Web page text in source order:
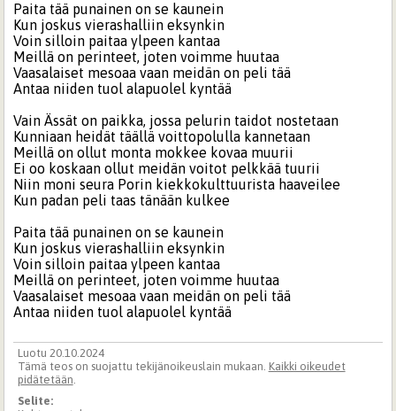
Paita tää punainen on se kaunein
Kun joskus vierashalliin eksynkin
Voin silloin paitaa ylpeen kantaa
Meillä on perinteet, joten voimme huutaa
Vaasalaiset mesoaa vaan meidän on peli tää
Antaa niiden tuol alapuolel kyntää
Vain Ässät on paikka, jossa pelurin taidot nostetaan
Kunniaan heidät täällä voittopolulla kannetaan
Meillä on ollut monta mokkee kovaa muurii
Ei oo koskaan ollut meidän voitot pelkkää tuurii
Niin moni seura Porin kiekkokulttuurista haaveilee
Kun padan peli taas tänään kulkee
Paita tää punainen on se kaunein
Kun joskus vierashalliin eksynkin
Voin silloin paitaa ylpeen kantaa
Meillä on perinteet, joten voimme huutaa
Vaasalaiset mesoaa vaan meidän on peli tää
Antaa niiden tuol alapuolel kyntää
Luotu 20.10.2024
Tämä teos on suojattu tekijänoikeuslain mukaan. Kaikki oikeudet
pidätetään.
Selite: